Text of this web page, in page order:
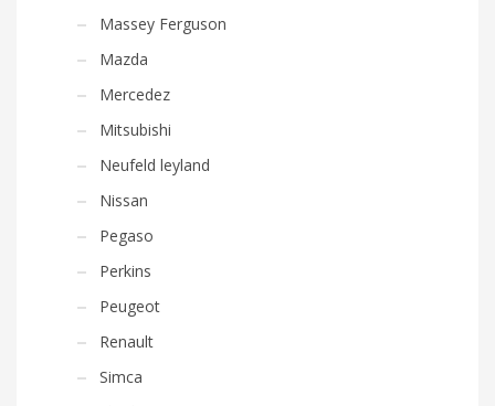
Massey Ferguson
Mazda
Mercedez
Mitsubishi
Neufeld leyland
Nissan
Pegaso
Perkins
Peugeot
Renault
Simca